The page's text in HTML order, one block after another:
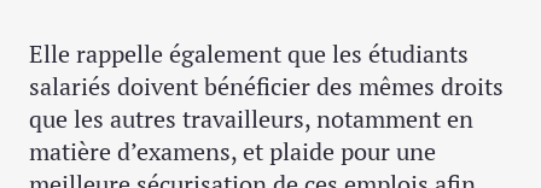
Elle rappelle également que les étudiants
salariés doivent bénéficier des mêmes droits
que les autres travailleurs, notamment en
matière d’examens, et plaide pour une